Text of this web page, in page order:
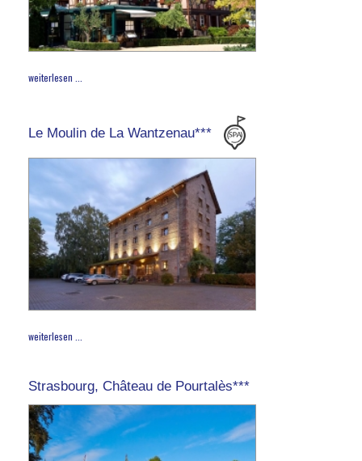
weiterlesen ...
Le Moulin de La Wantzenau***
weiterlesen ...
Strasbourg, Château de Pourtalès***